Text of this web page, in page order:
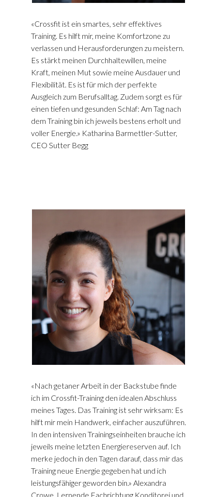
«Crossfit ist ein smartes, sehr effektives
Training. Es hilft mir, meine Komfortzone zu
verlassen und Herausforderungen zu meistern.
Es stärkt meinen Durchhaltewillen, meine
Kraft, meinen Mut sowie meine Ausdauer und
Flexibilität. Es ist für mich der perfekte
Ausgleich zum Berufsalltag. Zudem sorgt es für
einen tiefen und gesunden Schlaf: Am Tag nach
dem Training bin ich jeweils bestens erholt und
voller Energie.» Katharina Barmettler-Sutter,
CEO Sutter Begg
«Nach getaner Arbeit in der Backstube finde
ich im Crossfit-Training den idealen Abschluss
meines Tages. Das Training ist sehr wirksam: Es
hilft mir mein Handwerk, einfacher auszuführen.
In den intensiven Trainingseinheiten brauche ich
jeweils meine letzten Energiereserven auf. Ich
merke jedoch in den Tagen darauf, dass mir das
Training neue Energie gegeben hat und ich
leistungsfähiger geworden bin.» Alexandra
Crowe, Lernende Fachrichtung Konditorei und